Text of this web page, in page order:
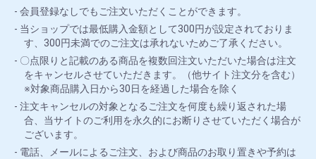
会員登録なしでもご注文いただくことができます。
当ショップでは最低購入金額として300円が設定されておりま
す、300円未満でのご注文は承れないためご了承ください。
〇点限りと記載のある商品を複数回注文いただいた場合は注文
をキャンセルさせていただきます。（他サイト注文分を含む）
※対象商品購入日から30日を経過した場合を除く
注文キャンセルの対象となるご注文を何度も繰り返された場
合、当サイトのご利用を永久的にお断りさせていただく場合が
ございます。
電話、メールによるご注文、および商品のお取り置きや予約は